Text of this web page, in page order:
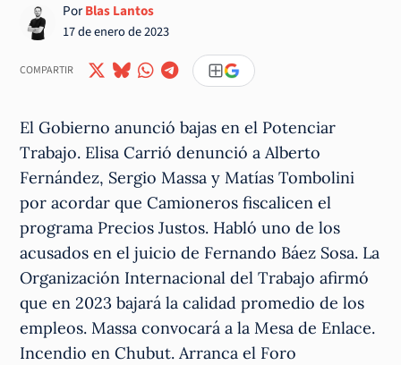
PorBlas Lantos
17 de enero de 2023
COMPARTIR
El Gobierno anunció bajas en el Potenciar
Trabajo. Elisa Carrió denunció a Alberto
Fernández, Sergio Massa y Matías Tombolini
por acordar que Camioneros fiscalicen el
programa Precios Justos. Habló uno de los
acusados en el juicio de Fernando Báez Sosa. La
Organización Internacional del Trabajo afirmó
que en 2023 bajará la calidad promedio de los
empleos. Massa convocará a la Mesa de Enlace.
Incendio en Chubut. Arranca el Foro